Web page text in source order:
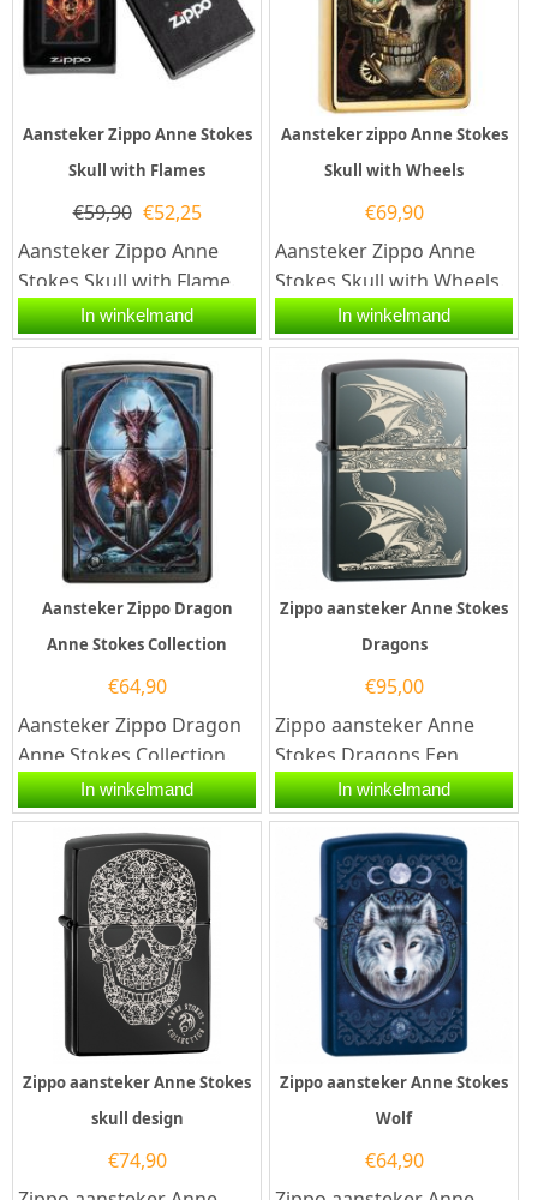
Aansteker Zippo Anne Stokes
Skull with Flames
€59,90 €52,25
Aansteker Zippo Anne
Stokes Skull with Flame.
Deze aansteker heeft
een zwarte kleur met...
In winkelmand
Aansteker zippo Anne Stokes
Skull with Wheels
€69,90
Aansteker Zippo Anne
Stokes Skull with Wheels.
Deze Zippo heeft een
afbeelding van Anne
Stokes...
In winkelmand
Aansteker Zippo Dragon
Anne Stokes Collection
€64,90
Aansteker Zippo Dragon
Anne Stokes Collection.
Deze Zippo aansteker is
aan de voorzijde
bedrukt...
In winkelmand
Zippo aansteker Anne Stokes
Dragons
€95,00
Zippo aansteker Anne
Stokes Dragons Een
Zippo aansteker is een
kwalitatief...
In winkelmand
Zippo aansteker Anne Stokes
skull design
€74,90
Zippo aansteker Anne Stokes
Wolf
€64,90